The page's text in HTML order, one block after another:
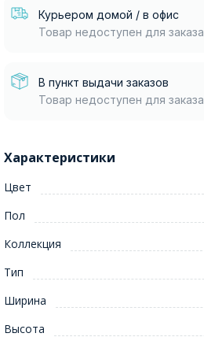
Курьером домой / в офис
Товар недоступен для заказа
В пункт выдачи заказов
Товар недоступен для заказа
Характеристики
Цвет
Пол
Коллекция
Тип
Ширина
Высота